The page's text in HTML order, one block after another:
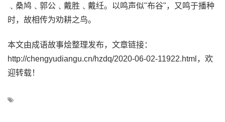
﹑桑鸠﹑郭公﹑戴胜﹑戴纴。以鸣声似"布谷"，又鸣于播种
时，故相传为劝耕之鸟。
本文由成语故事烩整理发布，文章链接：
http://chengyudiangu.cn/hzdq/2020-06-02-11922.html，欢
迎转载！